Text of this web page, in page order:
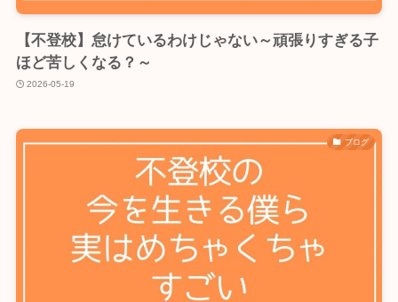
【不登校】怠けているわけじゃない～頑張りすぎる子
ほど苦しくなる？～
2026-05-19
ブログ